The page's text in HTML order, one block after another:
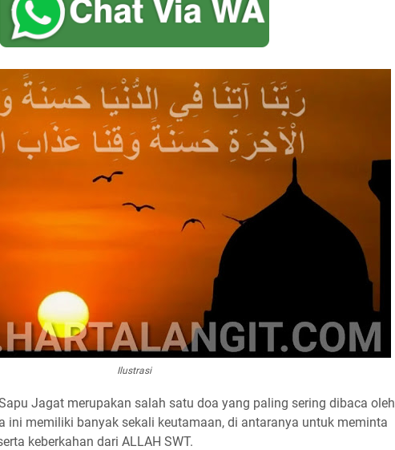
Ilustrasi
Jagat merupakan salah satu doa yang paling sering dibaca oleh
ini memiliki banyak sekali keutamaan, di antaranya untuk meminta
keberkahan dari ALLAH SWT.